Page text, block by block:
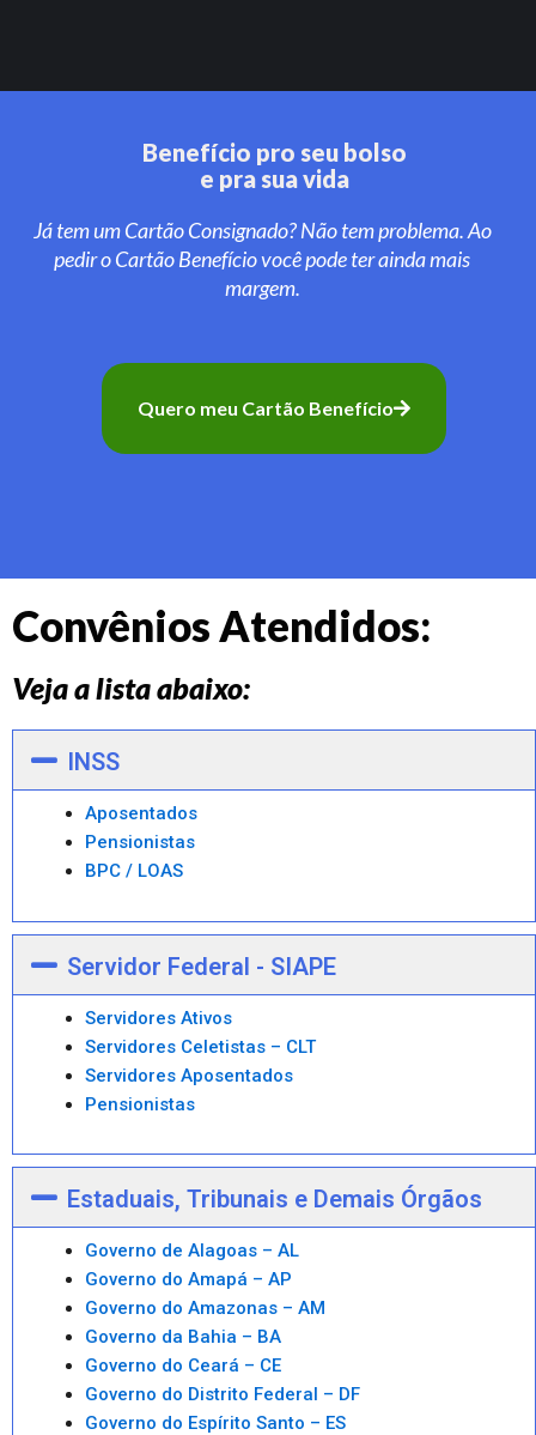
Benefício pro seu bolso
e pra sua vida
Já tem um Cartão Consignado? Não tem problema. Ao
pedir o Cartão Benefício você pode ter ainda mais
margem.
Quero meu Cartão Benefício
Convênios Atendidos:
Veja a lista abaixo:
INSS
Aposentados
Pensionistas
BPC / LOAS
Servidor Federal - SIAPE
Servidores Ativos
Servidores Celetistas – CLT
Servidores Aposentados
Pensionistas
Estaduais, Tribunais e Demais Órgãos
Governo de Alagoas – AL
Governo do Amapá – AP
Governo do Amazonas – AM
Governo da Bahia – BA
Governo do Ceará – CE
Governo do Distrito Federal – DF
Governo do Espírito Santo – ES